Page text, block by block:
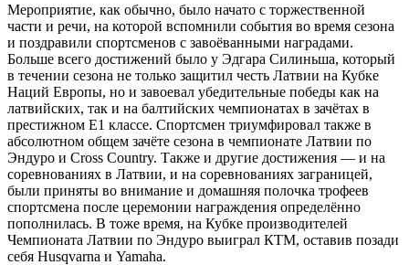
Мероприятие, как обычно, было начато с торжественной
части и речи, на которой вспомнили события во время сезона
и поздравили спортсменов с завоёванными наградами.
Больше всего достижений было у Эдгара Силиньша, который
в течении сезона не только защитил честь Латвии на Кубке
Наций Европы, но и завоевал убедительные победы как на
латвийских, так и на балтийских чемпионатах в зачётах в
престижном Е1 классе. Спортсмен триумфировал также в
абсолютном общем зачёте сезона в чемпионате Латвии по
Эндуро и Cross Country. Также и другие достижения — и на
соревнованиях в Латвии, и на соревнованиях заграницей,
были приняты во внимание и домашняя полочка трофеев
спортсмена после церемонии награждения определённо
пополнилась. В тоже время, на Кубке производителей
Чемпионата Латвии по Эндуро выиграл КТМ, оставив позади
себя Husqvarna и Yamaha.